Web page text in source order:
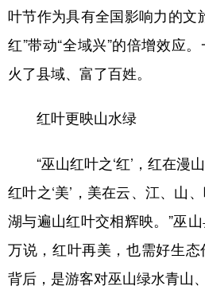
叶节作为具有全国影响力的文
红”带动“全域兴”的倍增效应
火了县域、富了百姓。
红叶更映山水绿
“巫山红叶之‘红’，红在漫
红叶之‘美’，美在云、江、山
湖与遍山红叶交相辉映。”巫
万说，红叶再美，也需好生
背后，是游客对巫山绿水青山